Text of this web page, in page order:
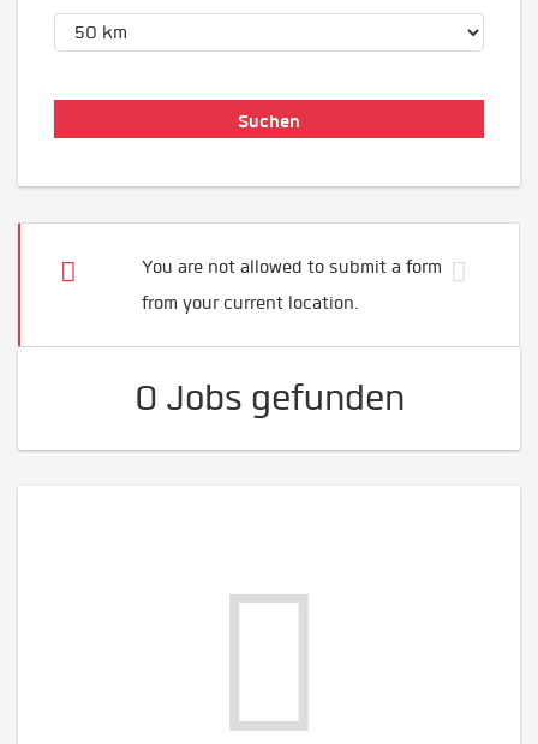
You are not allowed to submit a form
from your current location.
0 Jobs gefunden